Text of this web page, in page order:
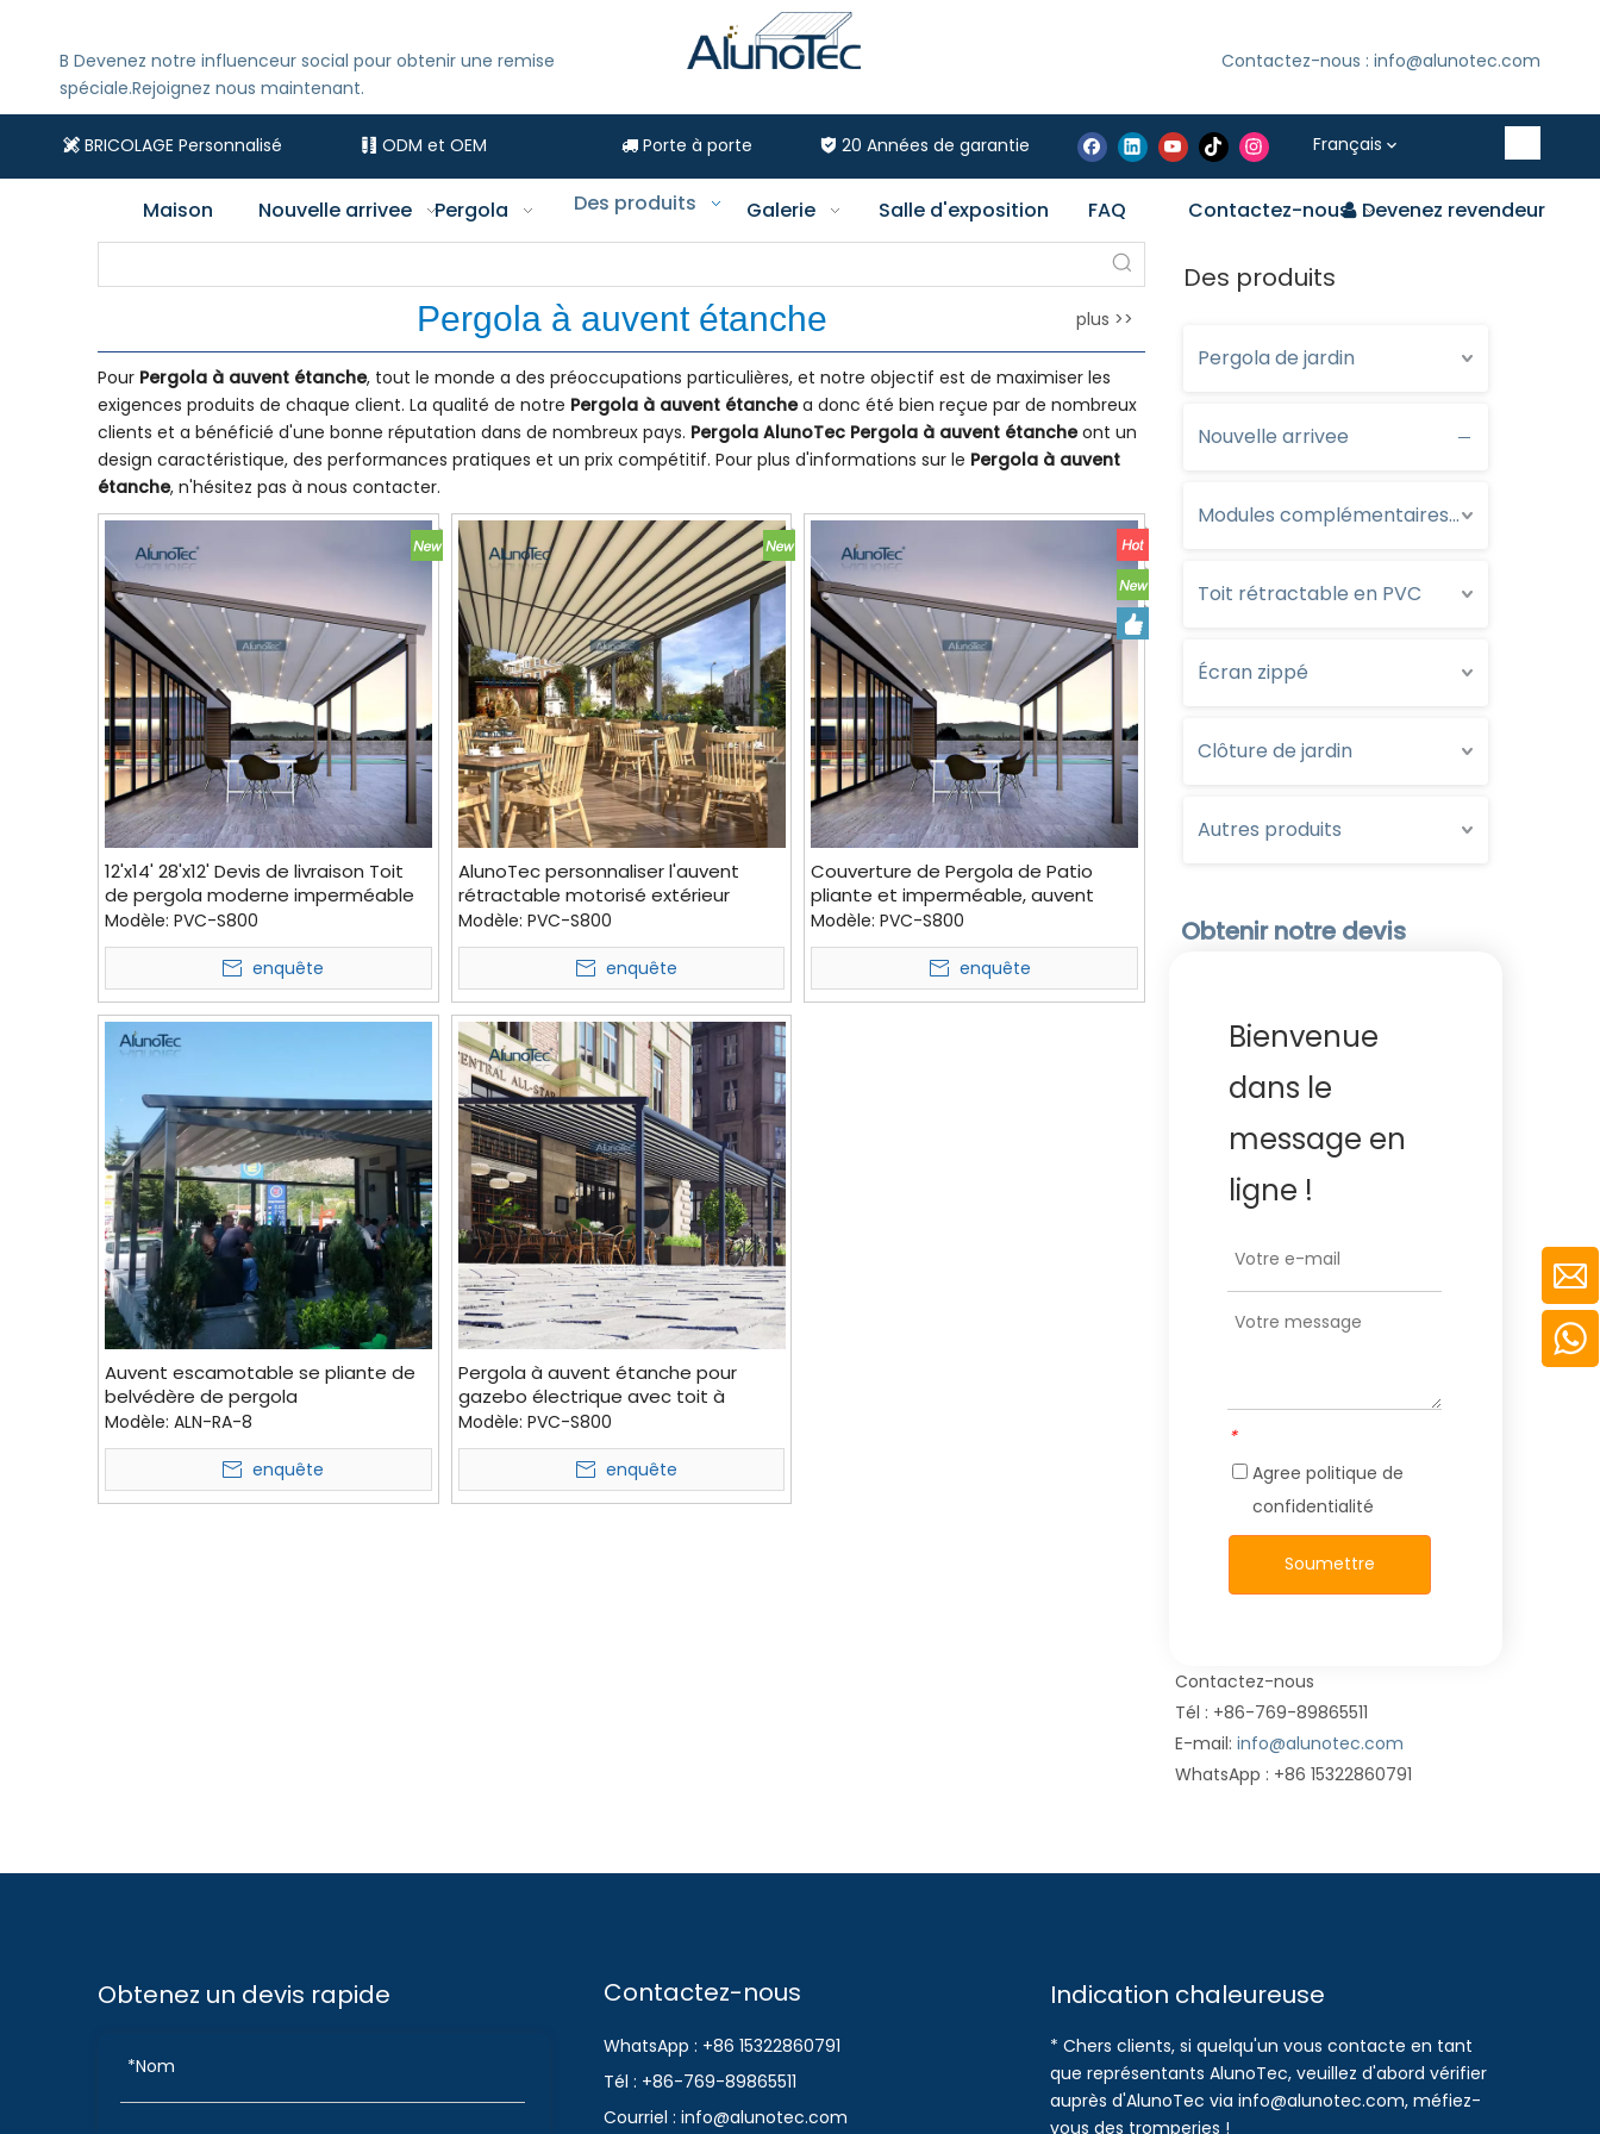
B Devenez notre influenceur social pour obtenir une remise
spéciale.Rejoignez nous maintenant.
Contactez-nous : info@alunotec.com
 BRICOLAGE Personnalisé  ODM et OEM Porte à porte  20 Années de garantie Français
Maison Nouvelle arrivee Pergola Des produits Galerie Salle d'exposition FAQ Contactez-nous Devenez revendeur
Pergola à auvent étanche plus >>
Pour Pergola à auvent étanche, tout le monde a des préoccupations particulières, et notre objectif est de maximiser les
exigences produits de chaque client. La qualité de notre Pergola à auvent étanchea donc été bien reçue par de nombreux
clients et a bénéficié d'une bonne réputation dans de nombreux pays. Pergola AlunoTec Pergola à auvent étancheont un
design caractéristique, des performances pratiques et un prix compétitif. Pour plus d'informations sur le Pergola à auvent
étanche, n'hésitez pas à nous contacter.
12'x14' 28'x12' Devis de livraison Toit
de pergola moderne imperméable
et rétractable avec lumières LED
Modèle: PVC-S800
enquête
AlunoTec personnaliser l'auvent
rétractable motorisé extérieur
étanche pour le jardin
Modèle: PVC-S800
enquête
Couverture de Pergola de Patio
pliante et imperméable, auvent
motorisé, auvent rétractable, pour
ombrage de voiture, chine
Modèle: PVC-S800
enquête
Auvent escamotable se pliante de
belvédère de pergola
imperméabilisant avec le toit à
persiennes
Modèle: ALN-RA-8
enquête
Pergola à auvent étanche pour
gazebo électrique avec toit à
persiennes
Modèle: PVC-S800
enquête
Des produits
Pergola de jardin
Nouvelle arrivee
Modules complémentaires optionnels pour pergola
Toit rétractable en PVC
Écran zippé
Clôture de jardin
Autres produits
Obtenir notre devis
Bienvenue
dans le
message en
ligne !
*
Agree politique de
confidentialité
Soumettre
Contactez-nous
Tél : +86-769-89865511
E-mail: info@alunotec.com
WhatsApp : +86 15322860791
Obtenez un devis rapide Contactez-nous
WhatsApp : +86 15322860791
Tél : +86-769-89865511
Courriel : info@alunotec.com
Indication chaleureuse
* Chers clients, si quelqu'un vous contacte en tant
que représentants AlunoTec, veuillez d'abord vérifier
auprès d'AlunoTec via info@alunotec.com, méfiez-
vous des tromperies !